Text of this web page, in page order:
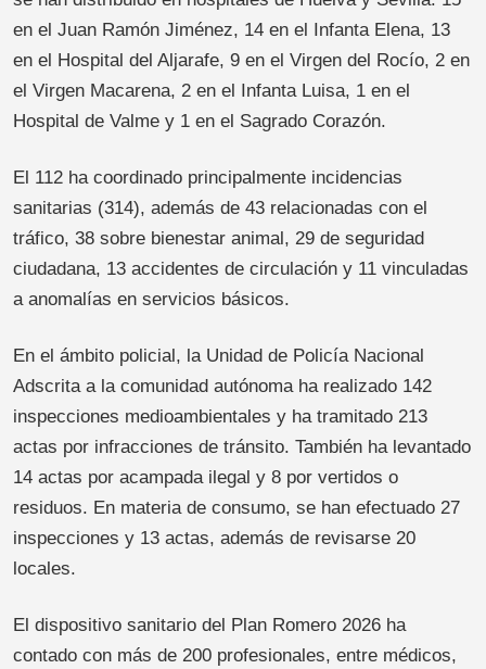
en el Juan Ramón Jiménez, 14 en el Infanta Elena, 13
en el Hospital del Aljarafe, 9 en el Virgen del Rocío, 2 en
el Virgen Macarena, 2 en el Infanta Luisa, 1 en el
Hospital de Valme y 1 en el Sagrado Corazón.
El 112 ha coordinado principalmente incidencias
sanitarias (314), además de 43 relacionadas con el
tráfico, 38 sobre bienestar animal, 29 de seguridad
ciudadana, 13 accidentes de circulación y 11 vinculadas
a anomalías en servicios básicos.
En el ámbito policial, la Unidad de Policía Nacional
Adscrita a la comunidad autónoma ha realizado 142
inspecciones medioambientales y ha tramitado 213
actas por infracciones de tránsito. También ha levantado
14 actas por acampada ilegal y 8 por vertidos o
residuos. En materia de consumo, se han efectuado 27
inspecciones y 13 actas, además de revisarse 20
locales.
El dispositivo sanitario del Plan Romero 2026 ha
contado con más de 200 profesionales, entre médicos,